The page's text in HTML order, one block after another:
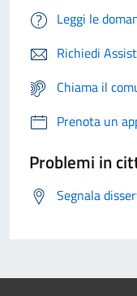
Leggi le
Richiedi
Chiama il
Prenota un
Problemi in
Segnala